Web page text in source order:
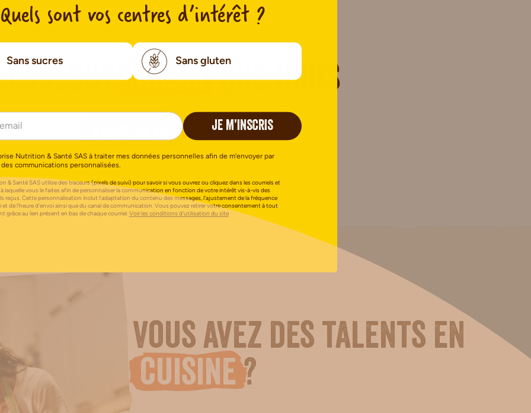
parlentmieuxque nous
Vous avez des talents en
cuisine ?
Quels sont vos centres d’intérêt ?
Sans sucres Sans gluten
JE M’INSCRIS
Nutrition & Santé SAS à traiter mes données personnelles afin de m’envoyer par
communications personnalisées.
& Santé SAS utilise des traceurs (pixels de suivi) pour savoir si vous ouvrez ou cliquez dans les courriels et
à laquelle vous le faites afin de personnaliser la communication en fonction de votre intérêt vis-à-vis des
reçus. Cette personnalisation inclut l’adaptation du contenu des messages, l’ajustement de la fréquence
et de l’heure d’envoi ainsi que du canal de communication. Vous pouvez retirer votre consentement à tout
grâce au lien présent en bas de chaque courriel.Voir les conditions d’utilisation du site